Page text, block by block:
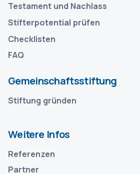
Testament und Nachlass
Stifterpotential prüfen
Checklisten
FAQ
Gemeinschaftsstiftung
Stiftung gründen
Weitere Infos
Referenzen
Partner